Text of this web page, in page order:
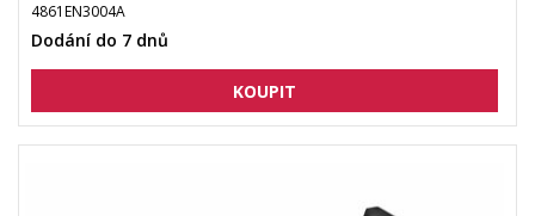
4861EN3004A
Dodání do 7 dnů